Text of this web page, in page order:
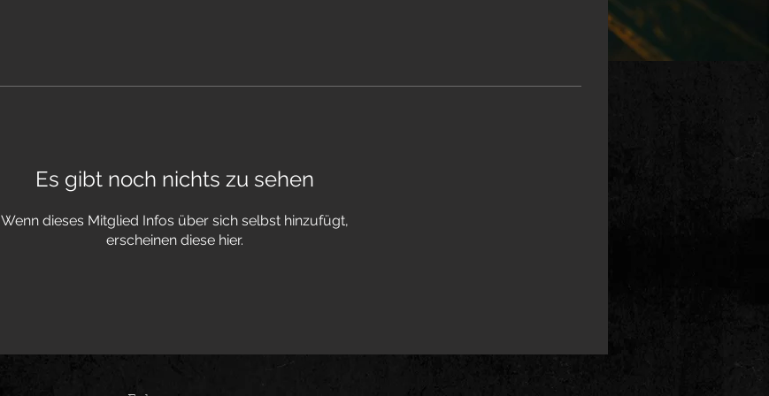
Es gibt noch nichts zu sehen
Wenn dieses Mitglied Infos über sich selbst hinzufügt,
erscheinen diese hier.